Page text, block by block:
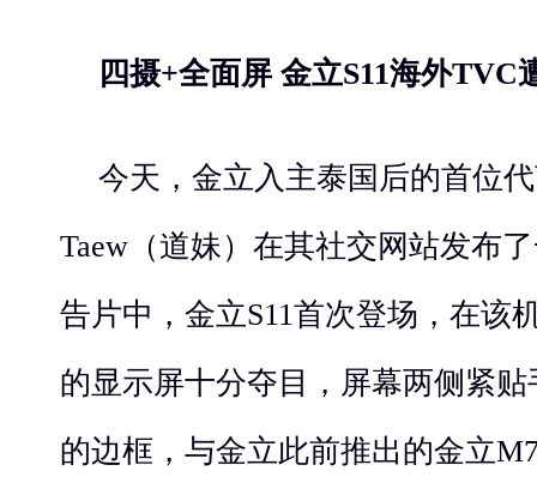
四摄+全面屏 金立S11海外TVC
今天，金立入主泰国后的首位
Taew（道妹）在其社交网站发布
告片中，金立S11首次登场，在该
的显示屏十分夺目，屏幕两侧紧
的边框，与金立此前推出的金立